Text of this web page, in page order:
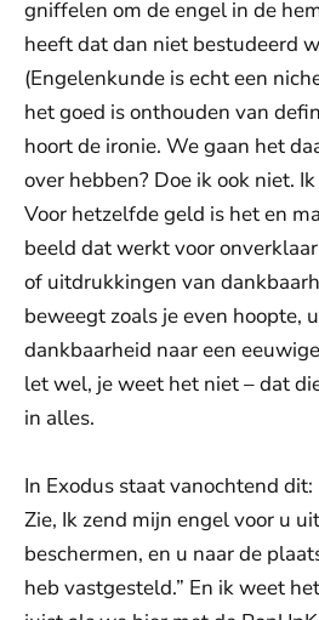
gniffelen om de engel in de
heeft dat dan niet bestudeerd
(Engelenkunde is echt een
het goed is onthouden van
hoort de ironie. We gaan het
over hebben? Doe ik ook niet.
Voor hetzelfde geld is het en
beeld dat werkt voor
of uitdrukkingen van
beweegt zoals je even hoopte,
dankbaarheid naar een
let wel, je weet het niet – dat
in alles.
In Exodus staat vanochtend dit:
Zie, Ik zend mijn engel voor u
beschermen, en u naar de
heb vastgesteld.” En ik weet